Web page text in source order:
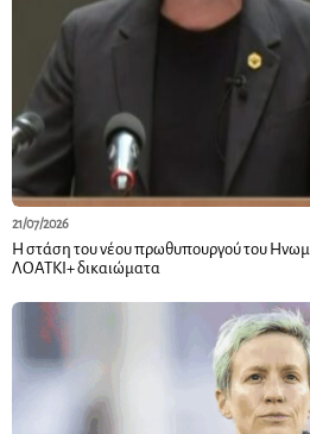
21/07/2026
Η στάση του νέου πρωθυπουργού του
ΛΟΑΤΚΙ+ δικαιώματα